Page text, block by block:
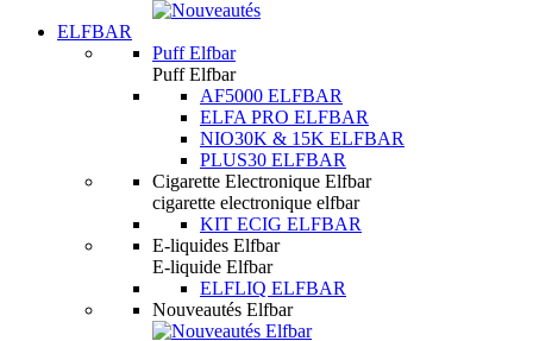
ELFBAR
Puff Elfbar
Puff Elfbar
AF5000 ELFBAR
ELFA PRO ELFBAR
NIO30K & 15K ELFBAR
PLUS30 ELFBAR
Cigarette Electronique Elfbar
cigarette electronique elfbar
KIT ECIG ELFBAR
E-liquides Elfbar
E-liquide Elfbar
ELFLIQ ELFBAR
Nouveautés Elfbar